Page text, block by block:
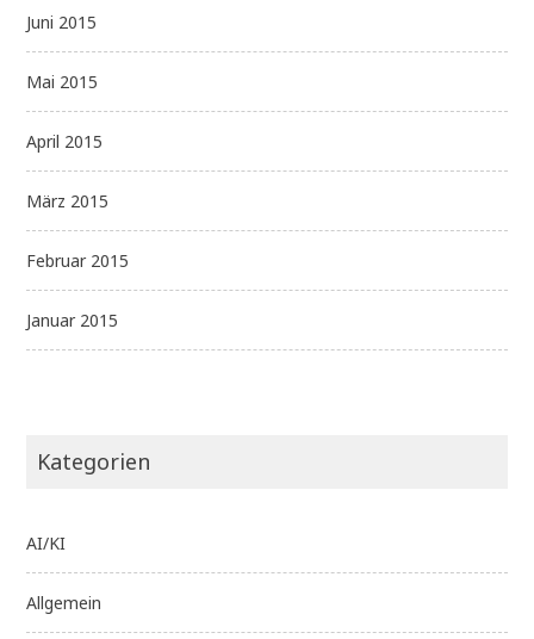
Juni 2015
Mai 2015
April 2015
März 2015
Februar 2015
Januar 2015
Kategorien
AI/KI
Allgemein